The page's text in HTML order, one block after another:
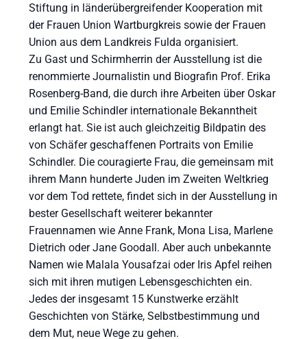
Stiftung in länderübergreifender Kooperation mit
der Frauen Union Wartburgkreis sowie der Frauen
Union aus dem Landkreis Fulda organisiert.
Zu Gast und Schirmherrin der Ausstellung ist die
renommierte Journalistin und Biografin Prof. Erika
Rosenberg-Band, die durch ihre Arbeiten über Oskar
und Emilie Schindler internationale Bekanntheit
erlangt hat. Sie ist auch gleichzeitig Bildpatin des
von Schäfer geschaffenen Portraits von Emilie
Schindler. Die couragierte Frau, die gemeinsam mit
ihrem Mann hunderte Juden im Zweiten Weltkrieg
vor dem Tod rettete, findet sich in der Ausstellung in
bester Gesellschaft weiterer bekannter
Frauennamen wie Anne Frank, Mona Lisa, Marlene
Dietrich oder Jane Goodall. Aber auch unbekannte
Namen wie Malala Yousafzai oder Iris Apfel reihen
sich mit ihren mutigen Lebensgeschichten ein.
Jedes der insgesamt 15 Kunstwerke erzählt
Geschichten von Stärke, Selbstbestimmung und
dem Mut, neue Wege zu gehen.